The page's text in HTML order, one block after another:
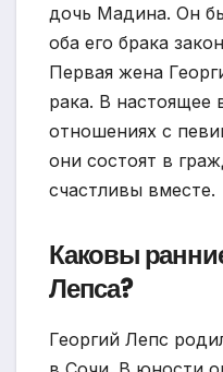
дочь Мадина. Он
оба его брака
Первая жена
рака. В настоящее
отношениях с
они состоят в
счастливы вместе.
Каковы
Лепса?
Георгий Лепс